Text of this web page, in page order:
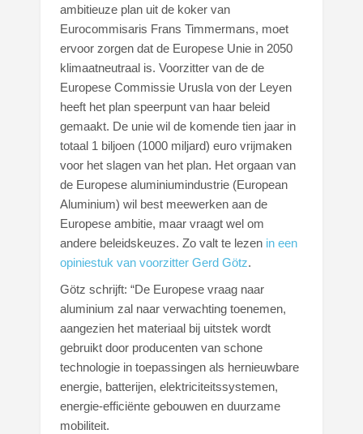
ambitieuze plan uit de koker van
Eurocommisaris Frans Timmermans, moet
ervoor zorgen dat de Europese Unie in 2050
klimaatneutraal is. Voorzitter van de de
Europese Commissie Urusla von der Leyen
heeft het plan speerpunt van haar beleid
gemaakt. De unie wil de komende tien jaar in
totaal 1 biljoen (1000 miljard) euro vrijmaken
voor het slagen van het plan. Het orgaan van
de Europese aluminiumindustrie (European
Aluminium) wil best meewerken aan de
Europese ambitie, maar vraagt wel om
andere beleidskeuzes. Zo valt te lezen in een
opiniestuk van voorzitter Gerd Götz.
Götz schrijft: “De Europese vraag naar
aluminium zal naar verwachting toenemen,
aangezien het materiaal bij uitstek wordt
gebruikt door producenten van schone
technologie in toepassingen als hernieuwbare
energie, batterijen, elektriciteitssystemen,
energie-efficiënte gebouwen en duurzame
mobiliteit.